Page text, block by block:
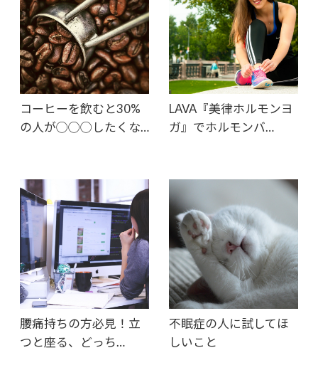
コーヒーを飲むと30%
の人が◯◯◯したくな…
LAVA『美律ホルモンヨ
ガ』でホルモンバ…
腰痛持ちの方必見！立
つと座る、どっち…
不眠症の人に試してほ
しいこと